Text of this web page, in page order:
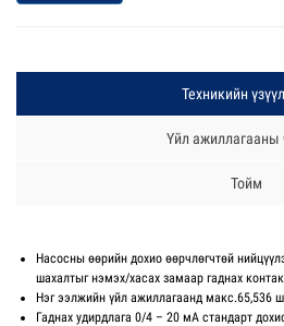
Техникийн
Үйл ажиллагааны
Тойм
Насосны өөрийн дохио өөрчлөгчтөй
шахалтыг нэмэх/хасах замаар гаднах
Нэг ээлжийн үйл ажиллагаанд макс.65,536
Гаднах удирдлага 0/4 – 20 мА стандарт